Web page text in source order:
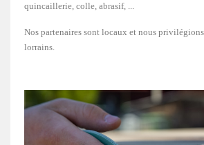
quincaillerie, colle, abrasif, ...
Nos partenaires sont locaux et nous
lorrains.